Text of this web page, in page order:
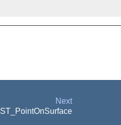
Next
ST_PointOnSurface